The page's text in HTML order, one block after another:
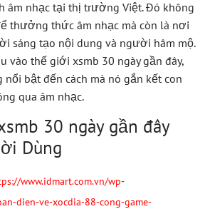
âm nhạc tại thị trường Việt. Đó không
thưởng thức âm nhạc mà còn là nơi
sáng tạo nội dung và người hâm mộ.
vào thế giới xsmb 30 ngày gần đây,
bật đến cách mà nó gắn kết con
qua âm nhạc.
30 ngày gần đây
Dùng
www.idmart.com.vn/wp-
dien-ve-xocdia-88-cong-game-